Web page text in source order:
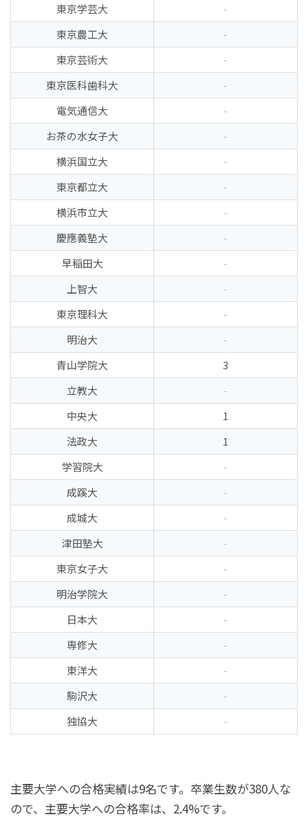
東京学芸大
-
東京農工大
-
東京芸術大
-
東京医科歯科大
-
電気通信大
-
お茶の水女子大
-
横浜国立大
-
東京都立大
-
横浜市立大
-
慶應義塾大
-
早稲田大
-
上智大
-
東京理科大
-
明治大
-
青山学院大
3
立教大
-
中央大
1
法政大
1
学習院大
-
成蹊大
-
成城大
-
津田塾大
-
東京女子大
-
明治学院大
-
日本大
-
専修大
-
東洋大
-
駒沢大
-
独協大
-
主要大学への合格実績は9名です。卒業生数が380人な
ので、主要大学への合格率は、2.4%です。